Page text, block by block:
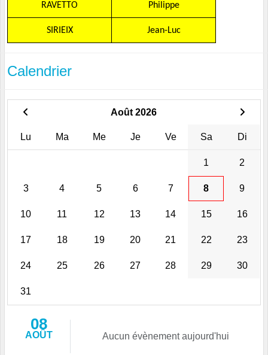
RAVETTO Philippe
SIRIEIX Jean-Luc
Calendrier
Août 2026
Lu Ma Me Je Ve Sa Di
1 2
3 4 5 6 7 8 9
10 11 12 13 14 15 16
17 18 19 20 21 22 23
24 25 26 27 28 29 30
31
08
AOÛT Aucun évènement aujourd'hui